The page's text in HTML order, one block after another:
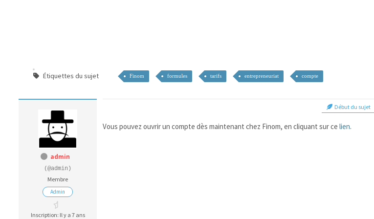
Étiquettes du sujet Finom formules tarifs entrepreneuriat compte
admin
(@admin)
Membre
Admin
Inscription: Il y a 7 ans
Début du sujet
Vous pouvez ouvrir un compte dès maintenant chez Finom, en cliquant sur celien.